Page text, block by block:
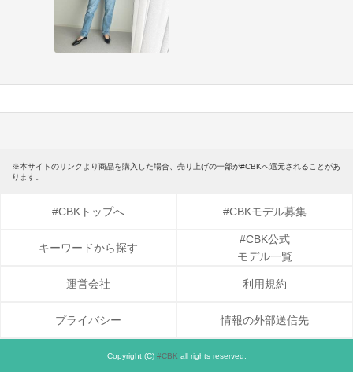
※本サイトのリンクより商品を購入した場合、売り上げの一部が#CBKへ還元されることがあ
ります。
#CBKトップへ #CBKモデル募集
キーワードから探す
#CBK公式
モデル一覧
運営会社 利用規約
プライバシー 情報の外部送信先
Copyright (C) #CBK all rights reserved.